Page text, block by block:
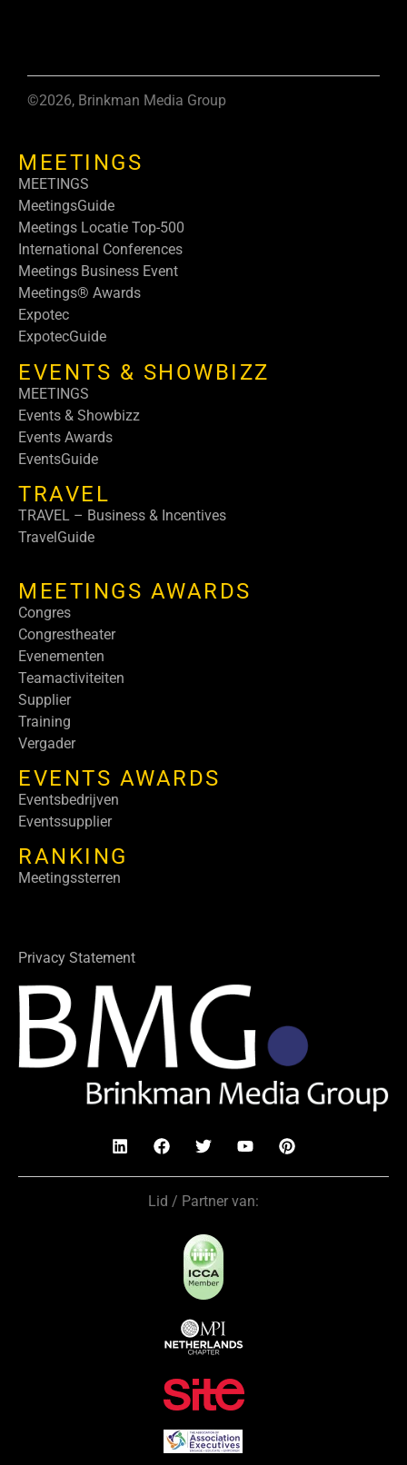
©2026, Brinkman Media Group
MEETINGS
MEETINGS
MeetingsGuide
Meetings Locatie Top-500
International Conferences
Meetings Business Event
Meetings® Awards
Expotec
ExpotecGuide
EVENTS & SHOWBIZZ
MEETINGS
Events & Showbizz
Events Awards
EventsGuide
TRAVEL
TRAVEL – Business & Incentives
TravelGuide
MEETINGS AWARDS
Congres
Congrestheater
Evenementen
Teamactiviteiten
Supplier
Training
Vergader
EVENTS AWARDS
Eventsbedrijven
Eventssupplier
RANKING
Meetingssterren
Privacy Statement
Lid / Partner van: